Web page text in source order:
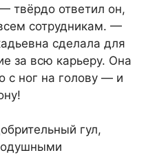
ответил он,
сотрудникам. —
сделала для
за всю карьеру. Она
с ног на голову — и
гул,